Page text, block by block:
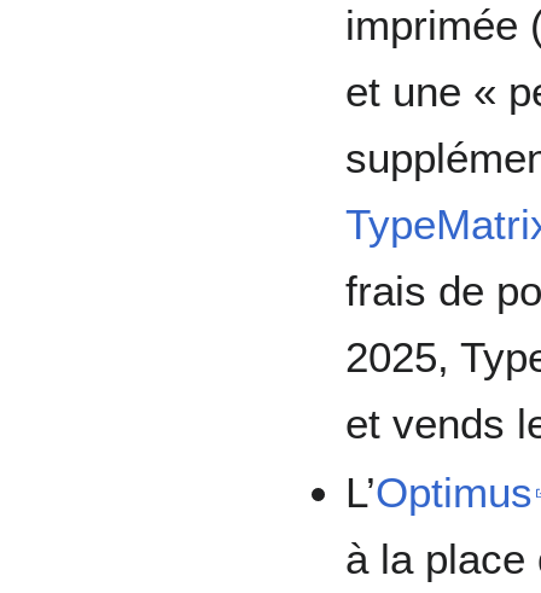
imprimée
et une «
frais de
2025,
et vends
L’Optimus
à la place